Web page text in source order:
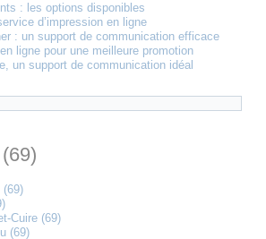
: les options disponibles
d’impression en ligne
: un support de communication efficace
ligne pour une meilleure promotion
un support de communication idéal
(69)
Cuire (69)
(69)